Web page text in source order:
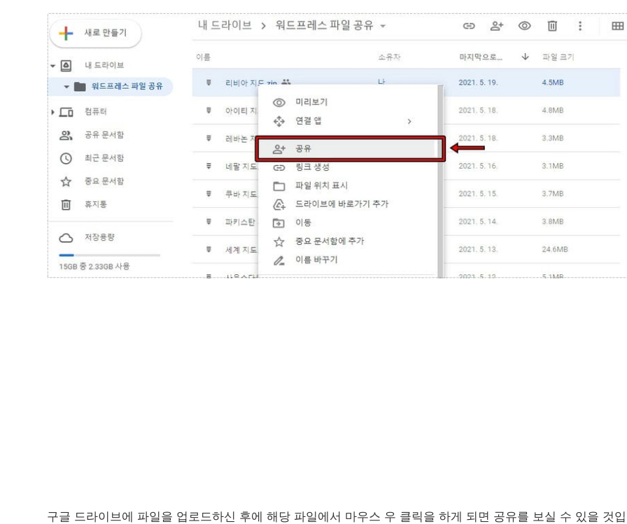
구글 드라이브에 파일을 업로드하신 후에 해당 파일에서 마우스 우 클릭을 하게 되면 공유를 보실 수 있을 것